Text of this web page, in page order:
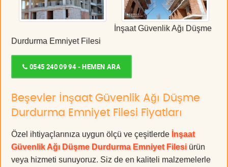
İnşaat Güvenlik Ağı Düşme
Durdurma Emniyet Filesi
0545 240 09 94 - HEMEN ARA
Beşevler İnşaat Güvenlik Ağı Düşme
Durdurma Emniyet Filesi Fiyatları
Özel ihtiyaçlarınıza uygun ölçü ve çeşitlerde İnşaat
Güvenlik Ağı Düşme Durdurma Emniyet Filesi ürün
veya hizmeti sunuyoruz. Siz de en kaliteli malzemelerle